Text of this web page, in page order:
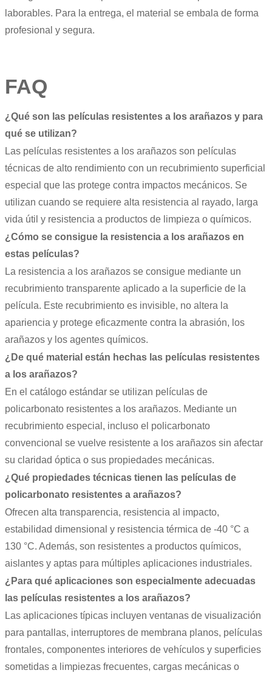
laborables. Para la entrega, el material se embala de forma
profesional y segura.
FAQ
¿Qué son las películas resistentes a los arañazos y para
qué se utilizan?
Las películas resistentes a los arañazos son películas
técnicas de alto rendimiento con un recubrimiento superficial
especial que las protege contra impactos mecánicos. Se
utilizan cuando se requiere alta resistencia al rayado, larga
vida útil y resistencia a productos de limpieza o químicos.
¿Cómo se consigue la resistencia a los arañazos en
estas películas?
La resistencia a los arañazos se consigue mediante un
recubrimiento transparente aplicado a la superficie de la
película. Este recubrimiento es invisible, no altera la
apariencia y protege eficazmente contra la abrasión, los
arañazos y los agentes químicos.
¿De qué material están hechas las películas resistentes
a los arañazos?
En el catálogo estándar se utilizan películas de
policarbonato resistentes a los arañazos. Mediante un
recubrimiento especial, incluso el policarbonato
convencional se vuelve resistente a los arañazos sin afectar
su claridad óptica o sus propiedades mecánicas.
¿Qué propiedades técnicas tienen las películas de
policarbonato resistentes a arañazos?
Ofrecen alta transparencia, resistencia al impacto,
estabilidad dimensional y resistencia térmica de -40 °C a
130 °C. Además, son resistentes a productos químicos,
aislantes y aptas para múltiples aplicaciones industriales.
¿Para qué aplicaciones son especialmente adecuadas
las películas resistentes a los arañazos?
Las aplicaciones típicas incluyen ventanas de visualización
para pantallas, interruptores de membrana planos, películas
frontales, componentes interiores de vehículos y superficies
sometidas a limpiezas frecuentes, cargas mecánicas o